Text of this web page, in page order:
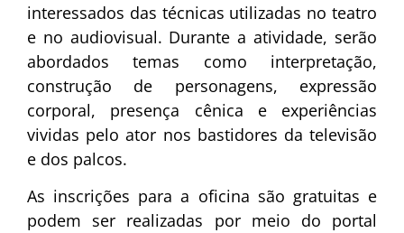
interessados das técnicas utilizadas no teatro
e no audiovisual. Durante a atividade, serão
abordados temas como interpretação,
construção de personagens, expressão
corporal, presença cênica e experiências
vividas pelo ator nos bastidores da televisão
e dos palcos.
As inscrições para a oficina são gratuitas e
podem ser realizadas por meio do portal